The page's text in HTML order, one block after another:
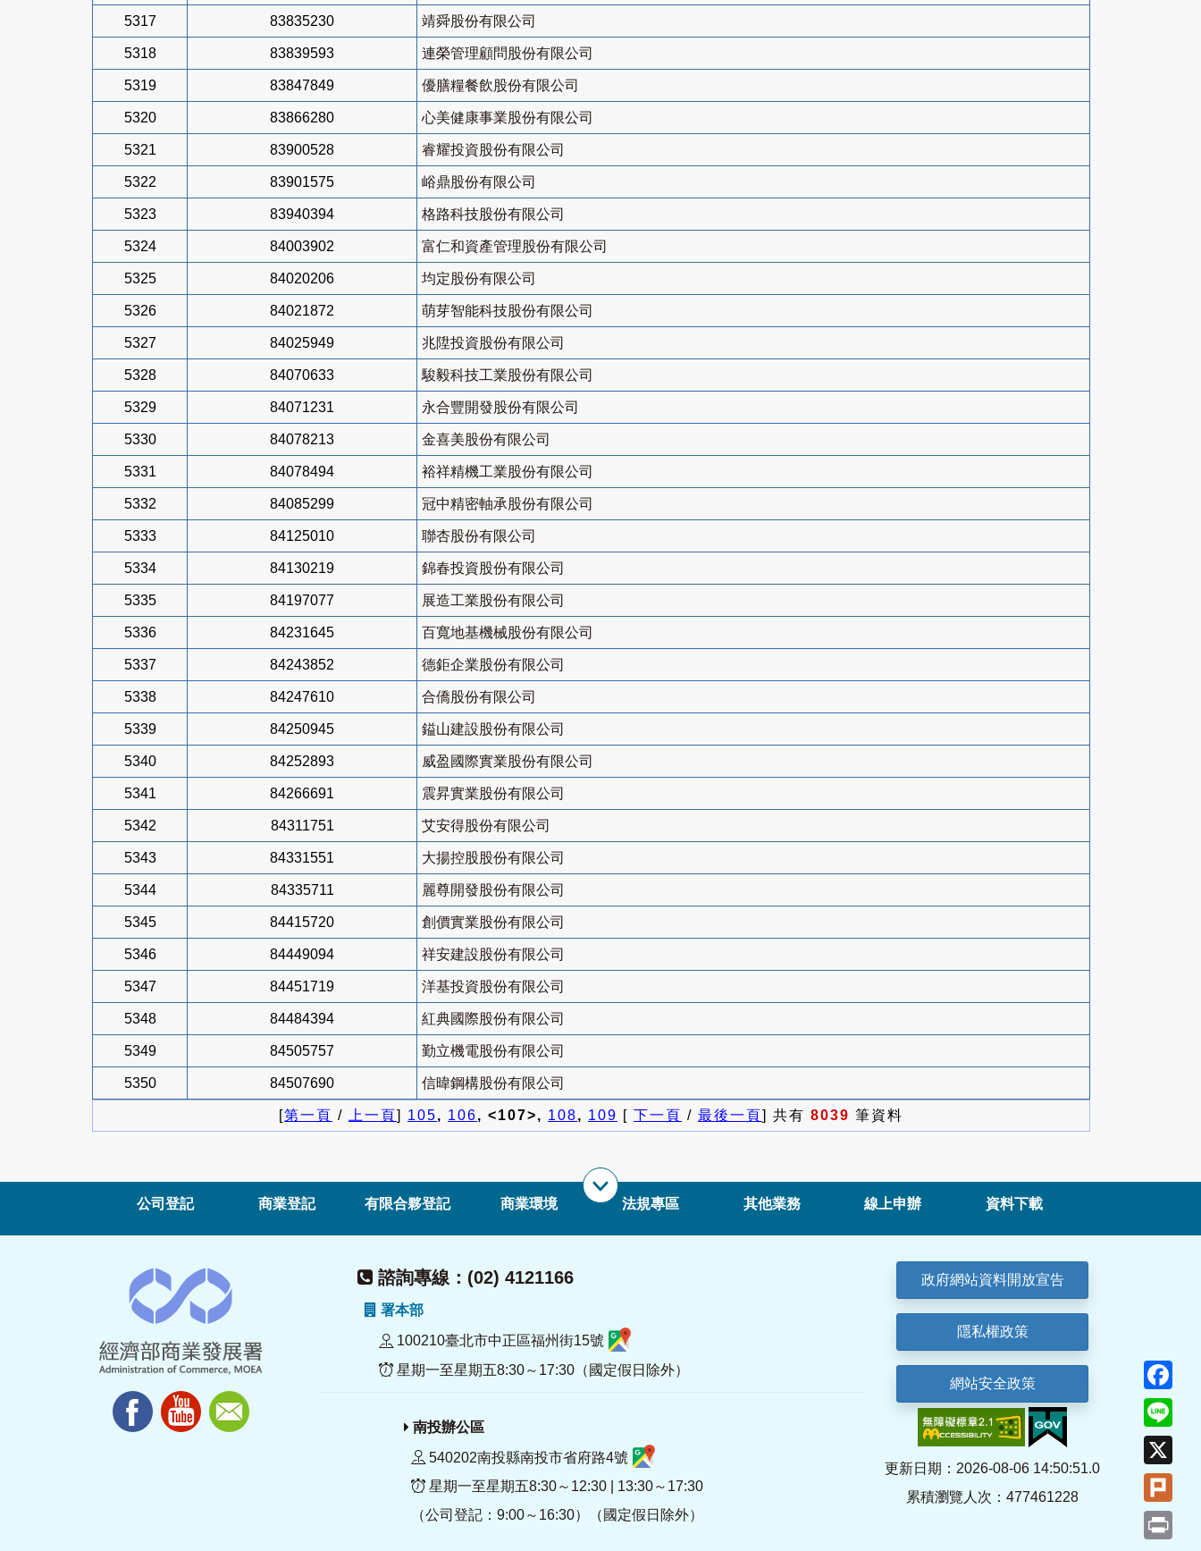
5317 83835230 靖舜股份有限公司
5318 83839593 連榮管理顧問股份有限公司
5319 83847849 優膳糧餐飲股份有限公司
5320 83866280 心美健康事業股份有限公司
5321 83900528 睿耀投資股份有限公司
5322 83901575 峪鼎股份有限公司
5323 83940394 格路科技股份有限公司
5324 84003902 富仁和資產管理股份有限公司
5325 84020206 均定股份有限公司
5326 84021872 萌芽智能科技股份有限公司
5327 84025949 兆陞投資股份有限公司
5328 84070633 駿毅科技工業股份有限公司
5329 84071231 永合豐開發股份有限公司
5330 84078213 金喜美股份有限公司
5331 84078494 裕祥精機工業股份有限公司
5332 84085299 冠中精密軸承股份有限公司
5333 84125010 聯杏股份有限公司
5334 84130219 錦春投資股份有限公司
5335 84197077 展造工業股份有限公司
5336 84231645 百寬地基機械股份有限公司
5337 84243852 德鉅企業股份有限公司
5338 84247610 合僑股份有限公司
5339 84250945 鎰山建設股份有限公司
5340 84252893 威盈國際實業股份有限公司
5341 84266691 震昇實業股份有限公司
5342 84311751 艾安得股份有限公司
5343 84331551 大揚控股股份有限公司
5344 84335711 麗尊開發股份有限公司
5345 84415720 創價實業股份有限公司
5346 84449094 祥安建設股份有限公司
5347 84451719 洋基投資股份有限公司
5348 84484394 紅典國際股份有限公司
5349 84505757 勤立機電股份有限公司
5350 84507690 信暐鋼構股份有限公司
[第一頁 / 上一頁] 105, 106, <107>, 108, 109 [ 下一頁 / 最後一頁] 共有 8039 筆資料
公司登記 商業登記 有限合夥登記 商業環境 法規專區 其他業務 線上申辦 資料下載
諮詢專線：(02) 4121166
署本部
100210臺北市中正區福州街15號
星期一至星期五8:30～17:30（國定假日除外）
南投辦公區
540202南投縣南投市省府路4號
星期一至星期五8:30～12:30 | 13:30～17:30
（公司登記：9:00～16:30）（國定假日除外）
政府網站資料開放宣告
隱私權政策
網站安全政策
更新日期：2026-08-06 14:50:51.0
累積瀏覽人次：477461228